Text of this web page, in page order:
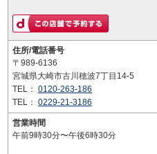
住所/電話番号
〒989-6136
宮城県大崎市古川穂波7丁目14-5
TEL： 0120-263-186
TEL： 0229-21-3186
営業時間
午前9時30分〜午後6時30分